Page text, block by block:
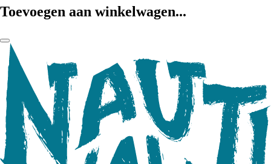
Toevoegen aan winkelwagen...